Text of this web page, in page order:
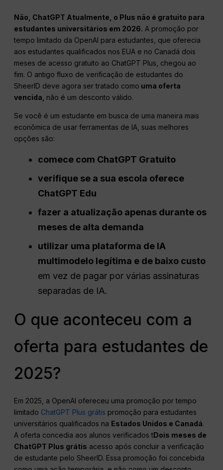
Não, ChatGPT Atualmente, o Plus não é gratuito para
estudantes universitários em 2026. A promoção por
tempo limitado da OpenAI para estudantes, que oferecia
aos estudantes qualificados nos EUA e no Canadá dois
meses de acesso gratuito ao ChatGPT Plus, chegou ao
fim. O antigo fluxo de verificação de estudantes do
SheerID deve agora ser tratado como uma oferta
vencida, não é um desconto válido.
Se você é um estudante em busca de uma maneira mais
econômica de usar ferramentas de IA, suas melhores
opções são:
comece com ChatGPT Gratuito
verifique se a sua escola oferece
ChatGPT Edu
fazer a atualização apenas durante os
meses de alta demanda
utilizar uma plataforma de IA
multimodelo legítima e de baixo custo
em vez de pagar por várias assinaturas
separadas de IA.
O que aconteceu com a
oferta para estudantes de
2025?
Em 2025, a OpenAI ofereceu uma promoção por tempo
limitado ChatGPT Plus grátis promoção para estudantes
universitários qualificados na Estados Unidos e Canadá.
A oferta concedia aos alunos verificados tDois meses de
ChatGPT Plus grátis acesso após concluir a verificação
de estudante pelo SheerID. Essa promoção foi concebida